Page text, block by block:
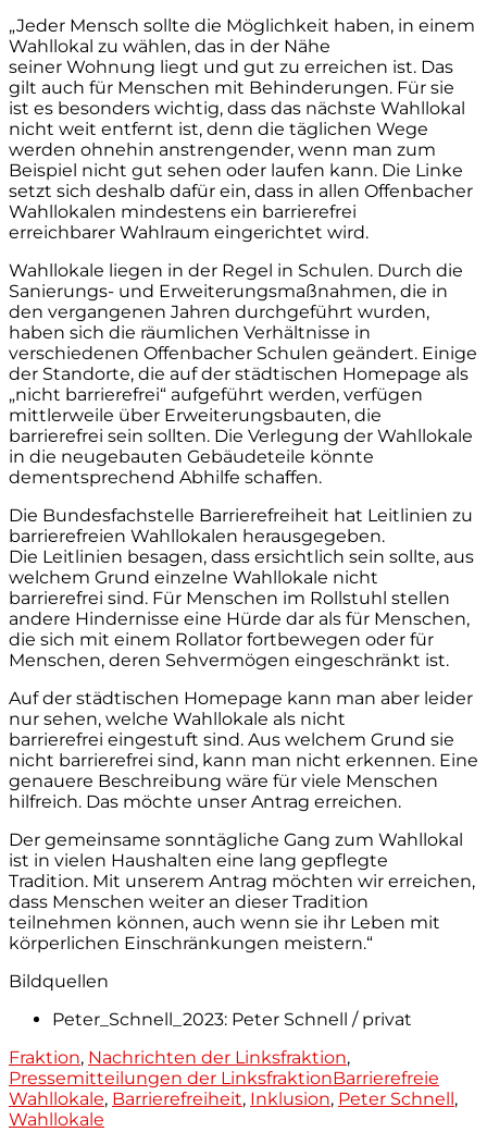
„Jeder Mensch sollte die Möglichkeit haben, in einem
Wahllokal zu wählen, das in der Nähe
seiner Wohnung liegt und gut zu erreichen ist. Das
gilt auch für Menschen mit Behinderungen. Für sie
ist es besonders wichtig, dass das nächste Wahllokal
nicht weit entfernt ist, denn die täglichen Wege
werden ohnehin anstrengender, wenn man zum
Beispiel nicht gut sehen oder laufen kann. Die Linke
setzt sich deshalb dafür ein, dass in allen Offenbacher
Wahllokalen mindestens ein barrierefrei
erreichbarer Wahlraum eingerichtet wird.
Wahllokale liegen in der Regel in Schulen. Durch die
Sanierungs- und Erweiterungsmaßnahmen, die in
den vergangenen Jahren durchgeführt wurden,
haben sich die räumlichen Verhältnisse in
verschiedenen Offenbacher Schulen geändert. Einige
der Standorte, die auf der städtischen Homepage als
„nicht barrierefrei“ aufgeführt werden, verfügen
mittlerweile über Erweiterungsbauten, die
barrierefrei sein sollten. Die Verlegung der Wahllokale
in die neugebauten Gebäudeteile könnte
dementsprechend Abhilfe schaffen.
Die Bundesfachstelle Barrierefreiheit hat Leitlinien zu
barrierefreien Wahllokalen herausgegeben.
Die Leitlinien besagen, dass ersichtlich sein sollte, aus
welchem Grund einzelne Wahllokale nicht
barrierefrei sind. Für Menschen im Rollstuhl stellen
andere Hindernisse eine Hürde dar als für Menschen,
die sich mit einem Rollator fortbewegen oder für
Menschen, deren Sehvermögen eingeschränkt ist.
Auf der städtischen Homepage kann man aber leider
nur sehen, welche Wahllokale als nicht
barrierefrei eingestuft sind. Aus welchem Grund sie
nicht barrierefrei sind, kann man nicht erkennen. Eine
genauere Beschreibung wäre für viele Menschen
hilfreich. Das möchte unser Antrag erreichen.
Der gemeinsame sonntägliche Gang zum Wahllokal
ist in vielen Haushalten eine lang gepflegte
Tradition. Mit unserem Antrag möchten wir erreichen,
dass Menschen weiter an dieser Tradition
teilnehmen können, auch wenn sie ihr Leben mit
körperlichen Einschränkungen meistern.“
Bildquellen
Peter_Schnell_2023: Peter Schnell / privat
Kategorien
Fraktion, Nachrichten der Linksfraktion,
Pressemitteilungen der LinksfraktionTags
Barrierefreie
Wahllokale, Barrierefreiheit, Inklusion, Peter Schnell ,
Wahllokale